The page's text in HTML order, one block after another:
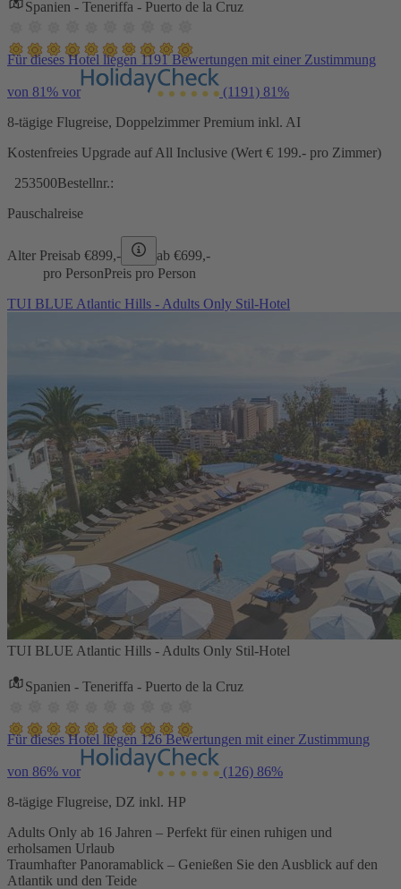
Spanien - Teneriffa - Puerto de la Cruz
Für dieses Hotel liegen 1191 Bewertungen mit einer Zustimmung
von 81% vor (1191) 81%
8-tägige Flugreise, Doppelzimmer Premium inkl. AI
Kostenfreies Upgrade auf All Inclusive (Wert € 199.- pro Zimmer)
253500Bestellnr.:
Pauschalreise
Alter Preisab €899,- ab €699,-
pro PersonPreis pro Person
TUI BLUE Atlantic Hills - Adults Only Stil-Hotel
TUI BLUE Atlantic Hills - Adults Only Stil-Hotel
Spanien - Teneriffa - Puerto de la Cruz
Für dieses Hotel liegen 126 Bewertungen mit einer Zustimmung
von 86% vor (126) 86%
8-tägige Flugreise, DZ inkl. HP
Adults Only ab 16 Jahren – Perfekt für einen ruhigen und
erholsamen Urlaub
Traumhafter Panoramablick – Genießen Sie den Ausblick auf den
Atlantik und den Teide